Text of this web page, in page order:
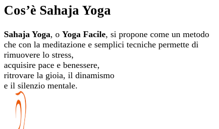
Cos’è Sahaja Yoga
Sahaja Yoga, o Yoga Facile, si propone come un metodo
che con la meditazione e semplici tecniche permette di
rimuovere lo stress,
acquisire pace e benessere,
ritrovare la gioia, il dinamismo
e il silenzio mentale.